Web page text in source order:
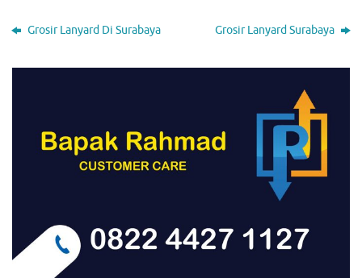
Grosir Lanyard Di Surabaya Grosir Lanyard Surabaya